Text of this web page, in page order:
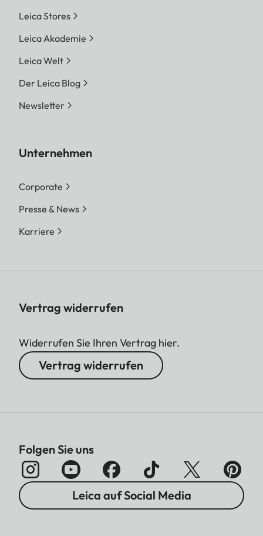
Leica Stores
Leica Akademie
Leica Welt
Der Leica Blog
Newsletter
Unternehmen
Corporate
Presse & News
Karriere
Vertrag widerrufen
Widerrufen Sie Ihren Vertrag hier.
Vertrag widerrufen
Folgen Sie uns
Leica auf Social Media